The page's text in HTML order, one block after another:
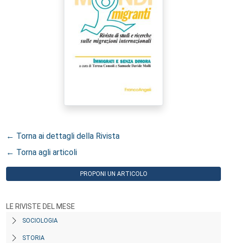
← Torna ai dettagli della Rivista
← Torna agli articoli
PROPONI UN ARTICOLO
LE RIVISTE DEL MESE
SOCIOLOGIA
STORIA